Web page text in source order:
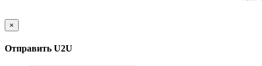
×
Отправить U2U